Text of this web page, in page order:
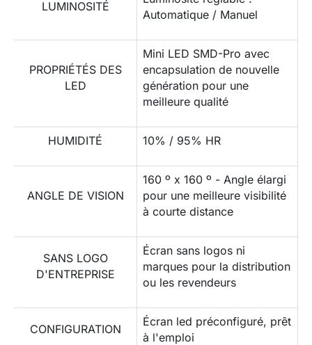
LUMINOSITÉ
Automatique / Manuel
PROPRIÉTÉS DES
LED
Mini LED SMD-Pro avec
encapsulation de nouvelle
génération pour une
meilleure qualité
HUMIDITÉ 10% / 95% HR
ANGLE DE VISION
160 º x 160 º - Angle élargi
pour une meilleure visibilité
à courte distance
SANS LOGO
D'ENTREPRISE
Écran sans logos ni
marques pour la distribution
ou les revendeurs
CONFIGURATION
Écran led préconfiguré, prêt
à l'emploi